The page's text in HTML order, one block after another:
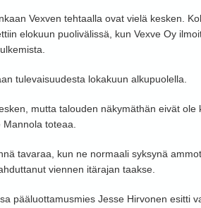
Vexven tehtaalla ovat vielä kesken.
elokuun puolivälissä, kun Vexve Oy
tulevaisuudesta lokakuun alkupuolella.
mutta talouden näkymäthän eivät
toteaa.
tavaraa, kun ne normaali syksynä
viennen itärajan taakse.
pääluottamusmies Jesse Hirvonen esitti